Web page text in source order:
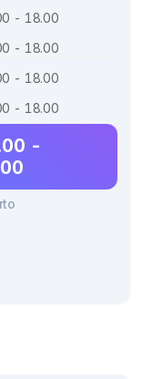
- 18.00
- 18.00
- 18.00
- 18.00
-